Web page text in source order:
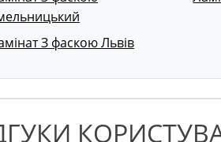
З фаскою Львів